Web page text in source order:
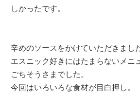
しかったです。
辛めのソースをかけていただきまし
エスニック好きにはたまらないメニ
ごちそうさまでした。
今回はいろいろな食材が目白押し。